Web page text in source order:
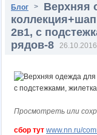
Блог > Верхняя
2в1, с
рядов-8
Просмотреть или
сбор тут www.nn.ru/